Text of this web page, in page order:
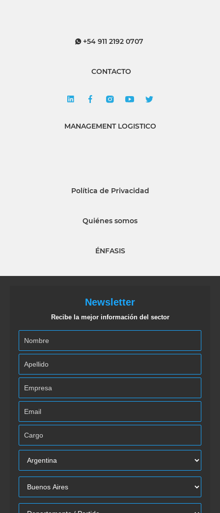
+54 911 2192 0707
CONTACTO
MANAGEMENT LOGISTICO
Política de Privacidad
Quiénes somos
ÉNFASIS
Newsletter
Recibe la mejor información del sector